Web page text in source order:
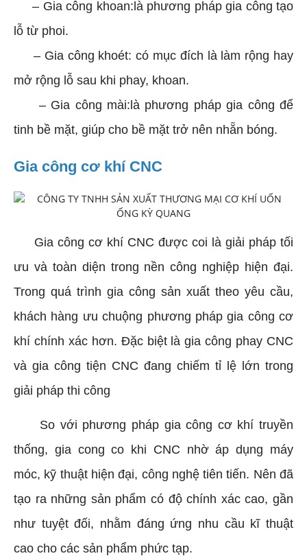
– Gia công khoan:là phương pháp gia công tạo
lỗ từ phoi.
– Gia công khoét: có mục đích là làm rộng hay
mở rộng lỗ sau khi phay, khoan.
– Gia công mài:là phương pháp gia công để
tinh bề mặt, giúp cho bề mặt trở nên nhẵn bóng.
Gia công cơ khí CNC
Gia công cơ khí CNC được coi là giải pháp tối
ưu và toàn diện trong nền công nghiệp hiện đại.
Trong quá trình gia công sản xuất theo yêu cầu,
khách hàng ưu chuộng phương pháp gia công cơ
khí chính xác hơn. Đặc biệt là gia công phay CNC
và gia công tiện CNC đang chiếm tỉ lệ lớn trong
giải pháp thi công
So với phương pháp gia công cơ khí truyền
thống, gia cong co khi CNC nhờ áp dụng máy
móc, kỹ thuật hiện đại, công nghệ tiên tiến. Nên đã
tạo ra những sản phẩm có độ chính xác cao, gần
như tuyệt đối, nhằm đáng ứng nhu cầu kĩ thuật
cao cho các sản phẩm phức tạp.